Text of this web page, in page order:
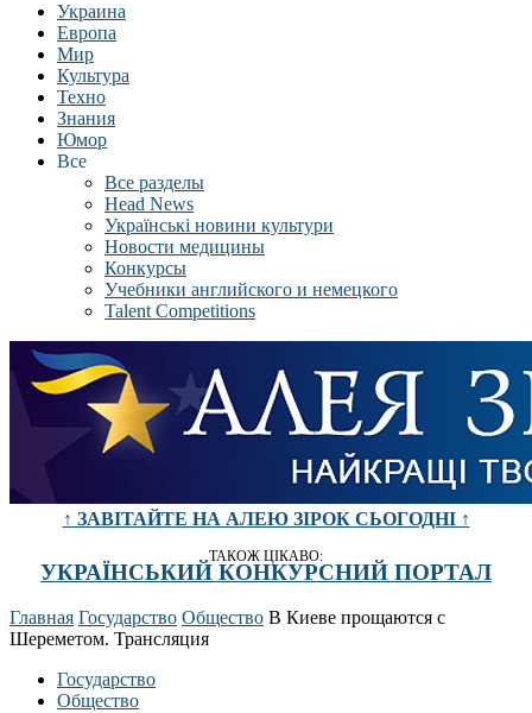
Украина
Европа
Мир
Культура
Техно
Знания
Юмор
Все
Все разделы
Head News
Українські новини культури
Новости медицины
Конкурсы
Учебники английского и немецкого
Talent Competitions
↑ ЗАВІТАЙТЕ НА АЛЕЮ ЗІРОК СЬОГОДНІ ↑
ТАКОЖ ЦІКАВО:
УКРАЇНСЬКИЙ КОНКУРСНИЙ ПОРТАЛ
Главная Государство Общество В Киеве прощаются с
Шереметом. Трансляция
Государство
Общество